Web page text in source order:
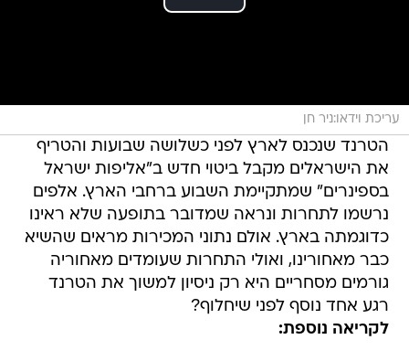
עריכת וידאו:ניר חן
הטרנד שנכנס לארץ לפני כשלושה שבועות והטריף
את הישראלים מקבל ביטוי חדש ב"אליפות ישראל
בספינרים" שמתקיימת השבוע ברחבי הארץ. אלפים
נרשמו לתחרות ונראה שמדובר בתופעה שלא ראינו
כדוגמתה בארץ. אולם נתוני המכירות מראים שהשיא
כבר מאחורינו, ואולי התחרות שעומדים מאחוריה
גורמים מסחריים היא רק ניסיון למשוך את הטרנד
רגע אחד נוסף לפני שיחלוף?
לקריאה נוספת: